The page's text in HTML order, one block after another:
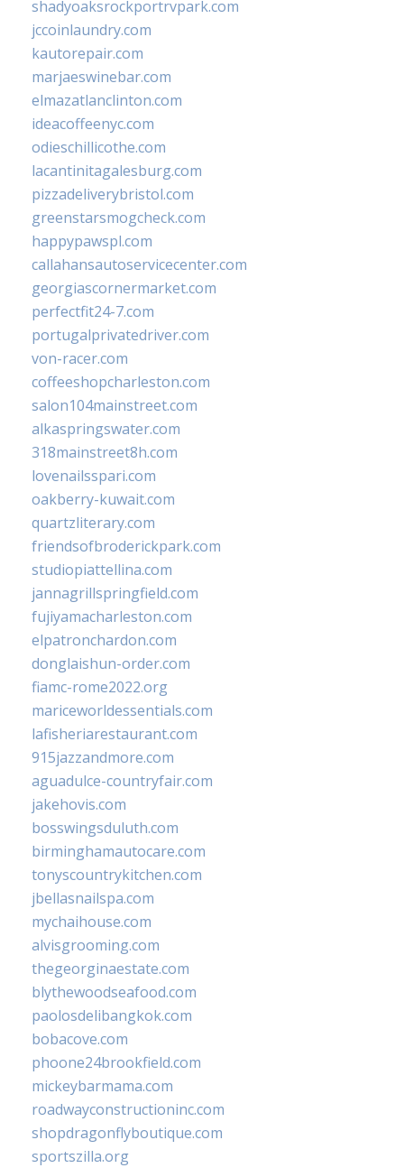
shadyoaksrockportrvpark.com
jccoinlaundry.com
kautorepair.com
marjaeswinebar.com
elmazatlanclinton.com
ideacoffeenyc.com
odieschillicothe.com
lacantinitagalesburg.com
pizzadeliverybristol.com
greenstarsmogcheck.com
happypawspl.com
callahansautoservicecenter.com
georgiascornermarket.com
perfectfit24-7.com
portugalprivatedriver.com
von-racer.com
coffeeshopcharleston.com
salon104mainstreet.com
alkaspringswater.com
318mainstreet8h.com
lovenailsspari.com
oakberry-kuwait.com
quartzliterary.com
friendsofbroderickpark.com
studiopiattellina.com
jannagrillspringfield.com
fujiyamacharleston.com
elpatronchardon.com
donglaishun-order.com
fiamc-rome2022.org
mariceworldessentials.com
lafisheriarestaurant.com
915jazzandmore.com
aguadulce-countryfair.com
jakehovis.com
bosswingsduluth.com
birminghamautocare.com
tonyscountrykitchen.com
jbellasnailspa.com
mychaihouse.com
alvisgrooming.com
thegeorginaestate.com
blythewoodseafood.com
paolosdelibangkok.com
bobacove.com
phoone24brookfield.com
mickeybarmama.com
roadwayconstructioninc.com
shopdragonflyboutique.com
sportszilla.org